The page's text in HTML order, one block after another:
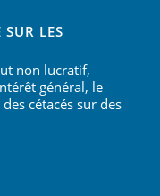
SUR LES
non lucratif,
général, le
cétacés sur des